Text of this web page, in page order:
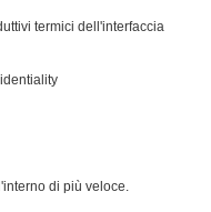
termici dell'interfaccia
di più veloce.